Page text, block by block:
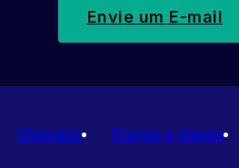
Envie um E-mail
Glossário Preços e planos